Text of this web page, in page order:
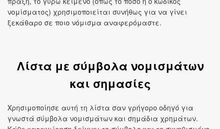
νομίσματος) χρησιμοποιείται συνήθως για να γίνει
ξεκάθαρο σε ποιο νόμισμα αναφερόμαστε.
Λίστα με σύμβολα νομισμάτων
και σημασίες
Χρησιμοποίησε αυτή τη λίστα σαν γρήγορο οδηγό για
γνωστά σύμβολα νομισμάτων και σημάδια χρημάτων.